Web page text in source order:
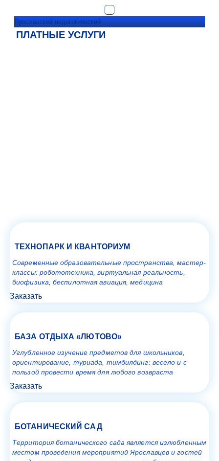
Ярославский педагогический
ПЛАТНЫЕ УСЛУГИ
ТЕХНОПАРК И КВАНТОРИУМ
Современные образовательные пространства, мастер-
классы: робототехника, виртуальная реальность,
биофизика, беспилотная авиация, медицина
Заказать
БАЗА ОТДЫХА «ЛЮТОВО»
Углубленное изучение предметов для школьников,
ориентирование, туриада, тимбилдинг: весело и с
пользой провести время для любого возвраста
Заказать
БОТАНИЧЕСКИЙ САД
Территория ботанического сада является излюбленным
местом проведения мероприятий Ярославцев и гостей